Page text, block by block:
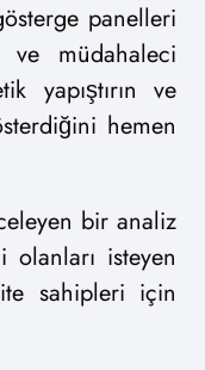
panelleri
müdahaleci
yapıştırın ve
hemen
bir analiz
olanları isteyen
sahipleri için